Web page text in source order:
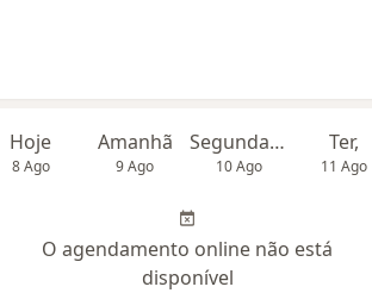
Hoje
8 Ago
Amanhã
9 Ago
Segunda-feira
10 Ago
Ter,
11 Ago
O agendamento online não está
disponível